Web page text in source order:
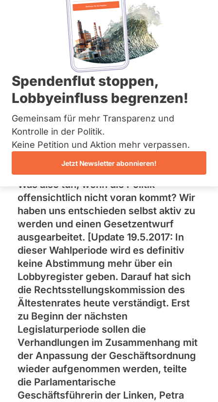
Bremen
Hamburg
Hessen
Mecklenburg-Vorpommern
Niedersachsen
Nordrhein-Westfalen
Rheinland-Pfalz
Saarland
Sachsen
Sachsen-Anhalt
Sachsen-Anhalt
Schleswig-Holstein
Thüringen
Archiv
Spenden
Spendenflut stoppen,
Lobbyeinfluss begrenzen!
Gemeinsam für mehr Transparenz und
Kontrolle in der Politik.
Keine Petition und Aktion mehr verpassen.
Jetzt Newsletter abonnieren!
Informationen.
Unsere Forderungen
So wollen wir geheimen
Lobbyismus
abschaffen
Bislang ist jeder Versuch gescheitert,
wirksame Transparenzregeln gegen
Was also tun, wenn die Politik
offensichtlich nicht voran kommt? Wir
haben uns entschieden selbst aktiv zu
werden und einen Gesetzentwurf
ausgearbeitet. [Update 19.5.2017: In
dieser Wahlperiode wird es definitiv
keine Abstimmung mehr über ein
Lobbyregister geben. Darauf hat sich
die Rechtsstellungskommission des
Ältestenrates heute verständigt. Erst
zu Beginn der nächsten
Legislaturperiode sollen die
Verhandlungen im Zusammenhang mit
der Anpassung der Geschäftsordnung
wieder aufgenommen werden, teilte
die Parlamentarische
Geschäftsführerin der Linken, Petra